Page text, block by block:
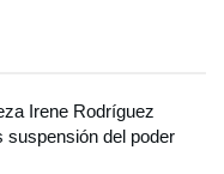
Irene Rodríguez
suspensión del poder